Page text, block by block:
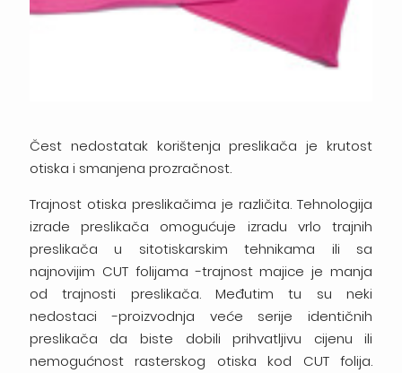
Čest nedostatak korištenja preslikača je krutost
otiska i smanjena prozračnost.
Trajnost otiska preslikačima je različita. Tehnologija
izrade preslikača omogućuje izradu vrlo trajnih
preslikača u sitotiskarskim tehnikama ili sa
najnovijim CUT folijama -trajnost majice je manja
od trajnosti preslikača. Međutim tu su neki
nedostaci -proizvodnja veće serije identičnih
preslikača da biste dobili prihvatljivu cijenu ili
nemogućnost rasterskog otiska kod CUT folija.